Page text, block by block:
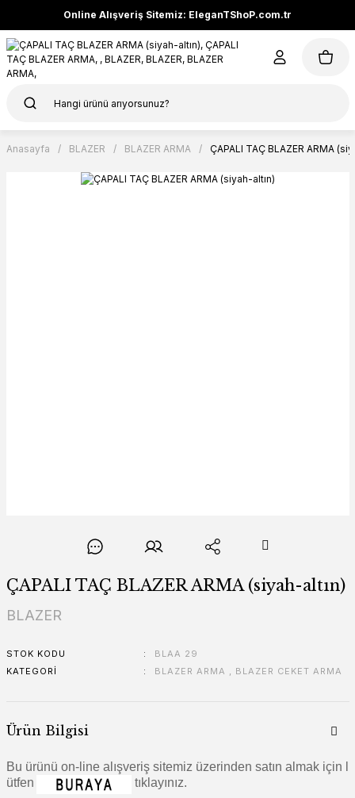
Online Alışveriş Sitemiz: EleganTShoP.com.tr
Anasayfa BLAZER BLAZER ARMA ÇAPALI TAÇ BLAZER ARMA
ÇAPALI TAÇ BLAZER ARMA (siyah-altın)
BLAZER
STOK KODU
BLAA 29
KATEGORI
BLAZER ARMA , BLAZER CEKET ARMA
Ürün Bilgisi
Bu ürünü on-line alışveriş sitemiz üzerinden satın almak için l
ütfen
tıklayınız.